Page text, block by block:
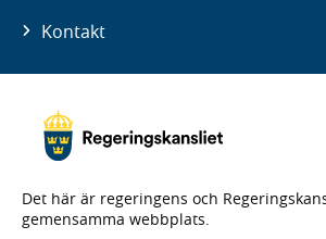
Kontakt
Det här är regeringens och
gemensamma webbplats.